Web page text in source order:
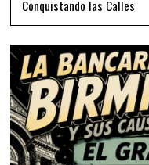
Conquistando las Calles